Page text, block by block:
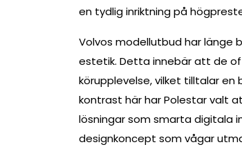
en tydlig inriktning på
Volvos modellutbud har länge
estetik. Detta innebär att de
körupplevelse, vilket tilltalar en
kontrast här har Polestar valt
lösningar som smarta digitala
designkoncept som vågar